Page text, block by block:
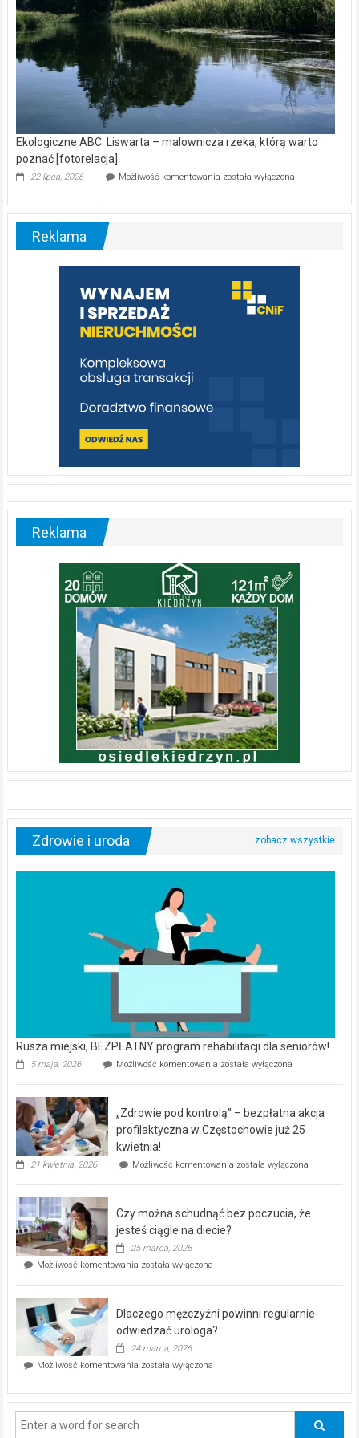
Ekologiczne ABC. Liswarta – malownicza rzeka, którą warto
poznać [fotorelacja]
22 lipca, 2026 Możliwość komentowania Ekologiczne
–
warto
poznać
[fotorelacja]
została wyłączona
Reklama
Reklama
Zdrowie i uroda
Rusza miejski, BEZPŁATNY program rehabilitacji dla seniorów!
5 maja, 2026 Możliwość komentowania Rusza
rehabilitacji
dla
została wyłączona
„Zdrowie pod kontrolą” – bezpłatna akcja
profilaktyczna w Częstochowie już 25
kwietnia!
21 kwietnia, 2026 Możliwość komentowania „Zdrowie
bezpłatna
została wyłączona
Czy można schudnąć bez poczucia, że
jesteś ciągle na diecie?
25 marca, 2026
Możliwość komentowania Czy
poczucia,
że
ciągle
na
została wyłączona
Dlaczego mężczyźni powinni regularnie
odwiedzać urologa?
24 marca, 2026
Możliwość komentowania Dlaczego
regularnie
została wyłączona